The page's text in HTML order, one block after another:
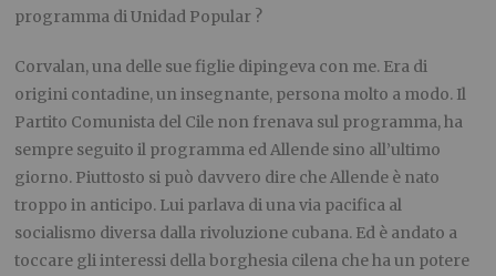
programma di Unidad Popular ?
Corvalan, una delle sue figlie dipingeva con me. Era di
origini contadine, un insegnante, persona molto a modo. Il
Partito Comunista del Cile non frenava sul programma, ha
sempre seguito il programma ed Allende sino all’ultimo
giorno. Piuttosto si può davvero dire che Allende è nato
troppo in anticipo. Lui parlava di una via pacifica al
socialismo diversa dalla rivoluzione cubana. Ed è andato a
toccare gli interessi della borghesia cilena che ha un potere